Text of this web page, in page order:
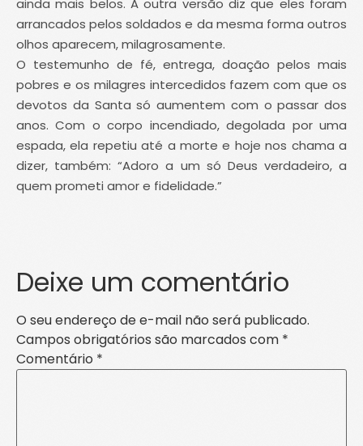
arrancados pelos soldados e da mesma forma outros
olhos aparecem, milagrosamente.
O testemunho de fé, entrega, doação pelos mais
pobres e os milagres intercedidos fazem com que os
devotos da Santa só aumentem com o passar dos
anos. Com o corpo incendiado, degolada por uma
espada, ela repetiu até a morte e hoje nos chama a
dizer, também: “Adoro a um só Deus verdadeiro, a
quem prometi amor e fidelidade.”
Deixe um comentário
O seu endereço de e-mail não será publicado.
Campos obrigatórios são marcados com *
Comentário *